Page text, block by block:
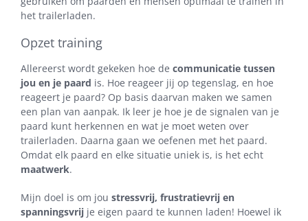
het trailerladen.
Opzet training
Allereerst wordt gekeken hoe de communicatie tussen
jou en je paard is. Hoe reageer jij op tegenslag, en hoe
reageert je paard? Op basis daarvan maken we samen
een plan van aanpak. Ik leer je hoe je de signalen van je
paard kunt herkennen en wat je moet weten over
trailerladen. Daarna gaan we oefenen met het paard.
Omdat elk paard en elke situatie uniek is, is het echt
maatwerk.
Mijn doel is om jou stressvrij, frustratievrij en
spanningsvrij je eigen paard te kunnen laden! Hoewel ik